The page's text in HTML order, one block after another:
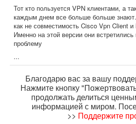
Тот кто пользуется VPN клиентами, а
каждым днем все больше больше
как не совместимость Cisco Vpn Client
Именно на этой версии они
проблему
...
Благодарю вас за вашу
Нажмите кнопку
продолжать делиться
информацией с миром.
>> Поддержите